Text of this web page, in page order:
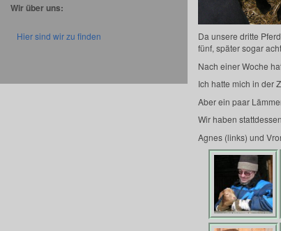
Da unsere dritte
fünf, später sogar
Nach einer Woche
Ich hatte mich in der
Aber ein paar
Wir haben
Agnes (links) und
Wir über uns:
Hier sind wir zu finden